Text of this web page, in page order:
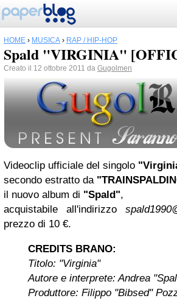
HOME › MUSICA › RAP / HIP-HOP
Spald "VIRGINIA"
Creato il 12 ottobre 2011 da Gugolmen
Videoclip ufficiale del singolo
secondo estratto da
il nuovo album di "Spald",
acquistabile all'indirizzo
prezzo di 10 €.
CREDITS BRANO:
Titolo: "Virginia"
Autore e interprete: Andrea
Produttore: Filippo "Bibsed"